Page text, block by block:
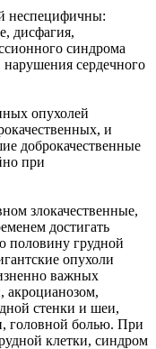
неспецифичны:
дисфагия,
синдрома
сердечного
опухолей
и
доброкачественные
при
злокачественные,
достигать
половину грудной
опухоли
важных
акроцианозом,
стенки и шеи,
головной болью. При
клетки, синдром